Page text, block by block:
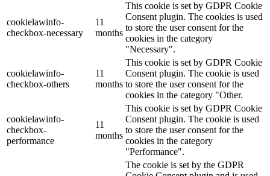
cookielawinfo-
checkbox-necessary
11
months
This cookie is set by GDPR Cookie
Consent plugin. The cookies is used
to store the user consent for the
cookies in the category
"Necessary".
cookielawinfo-
checkbox-others
11
months
This cookie is set by GDPR Cookie
Consent plugin. The cookie is used
to store the user consent for the
cookies in the category "Other.
cookielawinfo-
checkbox-
performance
11
months
This cookie is set by GDPR Cookie
Consent plugin. The cookie is used
to store the user consent for the
cookies in the category
"Performance".
The cookie is set by the GDPR